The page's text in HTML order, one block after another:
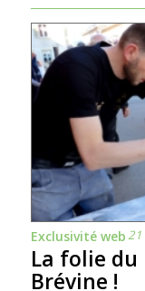
Exclusivité web
La folie du
Brévine !